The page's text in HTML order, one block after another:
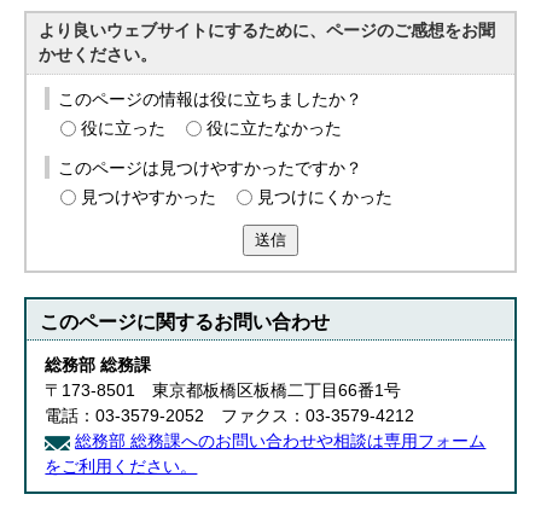
より良いウェブサイトにするために、ページのご感想をお聞
かせください。
このページの情報は役に立ちましたか？
役に立った
役に立たなかった
このページは見つけやすかったですか？
見つけやすかった
見つけにくかった
送信
このページに関するお問い合わせ
総務部 総務課
〒173-8501 東京都板橋区板橋二丁目66番1号
電話：03-3579-2052 ファクス：03-3579-4212
総務部 総務課へのお問い合わせや相談は専用フォーム
をご利用ください。